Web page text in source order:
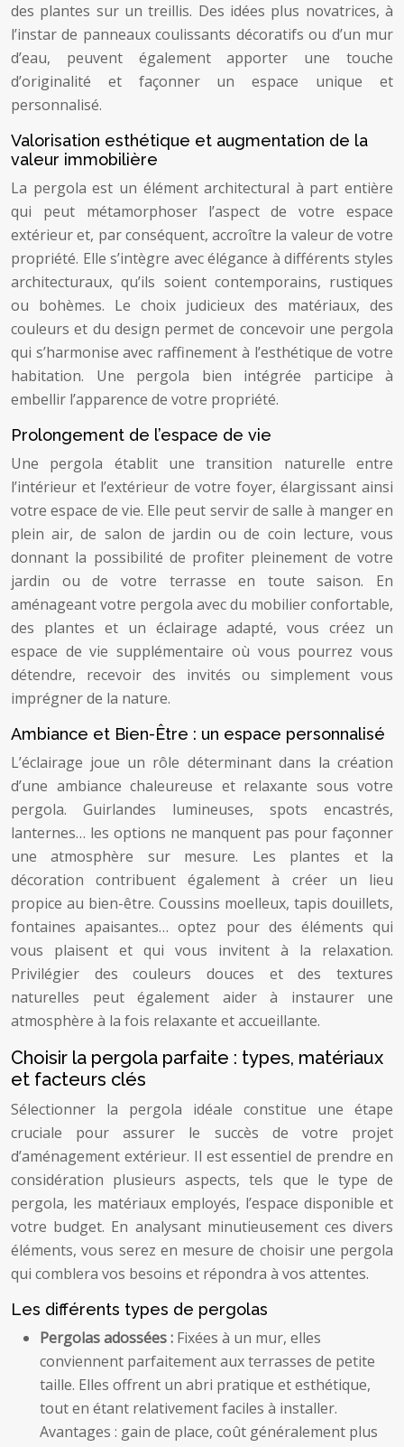
des plantes sur un treillis. Des idées plus novatrices, à
l’instar de panneaux coulissants décoratifs ou d’un mur
d’eau, peuvent également apporter une touche
d’originalité et façonner un espace unique et
personnalisé.
Valorisation esthétique et augmentation de la
valeur immobilière
La pergola est un élément architectural à part entière
qui peut métamorphoser l’aspect de votre espace
extérieur et, par conséquent, accroître la valeur de votre
propriété. Elle s’intègre avec élégance à différents styles
architecturaux, qu’ils soient contemporains, rustiques
ou bohèmes. Le choix judicieux des matériaux, des
couleurs et du design permet de concevoir une pergola
qui s’harmonise avec raffinement à l’esthétique de votre
habitation. Une pergola bien intégrée participe à
embellir l’apparence de votre propriété.
Prolongement de l’espace de vie
Une pergola établit une transition naturelle entre
l’intérieur et l’extérieur de votre foyer, élargissant ainsi
votre espace de vie. Elle peut servir de salle à manger en
plein air, de salon de jardin ou de coin lecture, vous
donnant la possibilité de profiter pleinement de votre
jardin ou de votre terrasse en toute saison. En
aménageant votre pergola avec du mobilier confortable,
des plantes et un éclairage adapté, vous créez un
espace de vie supplémentaire où vous pourrez vous
détendre, recevoir des invités ou simplement vous
imprégner de la nature.
Ambiance et Bien-Être : un espace personnalisé
L’éclairage joue un rôle déterminant dans la création
d’une ambiance chaleureuse et relaxante sous votre
pergola. Guirlandes lumineuses, spots encastrés,
lanternes… les options ne manquent pas pour façonner
une atmosphère sur mesure. Les plantes et la
décoration contribuent également à créer un lieu
propice au bien-être. Coussins moelleux, tapis douillets,
fontaines apaisantes… optez pour des éléments qui
vous plaisent et qui vous invitent à la relaxation.
Privilégier des couleurs douces et des textures
naturelles peut également aider à instaurer une
atmosphère à la fois relaxante et accueillante.
Choisir la pergola parfaite : types, matériaux
et facteurs clés
Sélectionner la pergola idéale constitue une étape
cruciale pour assurer le succès de votre projet
d’aménagement extérieur. Il est essentiel de prendre en
considération plusieurs aspects, tels que le type de
pergola, les matériaux employés, l’espace disponible et
votre budget. En analysant minutieusement ces divers
éléments, vous serez en mesure de choisir une pergola
qui comblera vos besoins et répondra à vos attentes.
Les différents types de pergolas
Pergolas adossées : Fixées à un mur, elles
conviennent parfaitement aux terrasses de petite
taille. Elles offrent un abri pratique et esthétique,
tout en étant relativement faciles à installer.
Avantages : gain de place, coût généralement plus